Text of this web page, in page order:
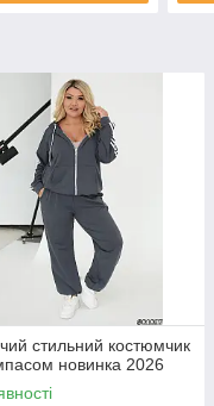
стильний костюмчик
новинка 2026